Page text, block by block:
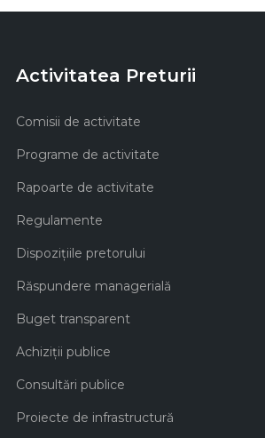
Activitatea Preturii
Comisii de activitate
Programe de activitate
Rapoarte de activitate
Regulamente
Dispozițiile pretorului
Răspundere managerială
Buget transparent
Achiziţii publice
Consultări publice
Proiecte de infrastructură